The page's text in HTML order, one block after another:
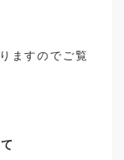
ますのでご覧